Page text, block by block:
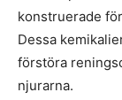
konstruerade
Dessa
förstöra
njurarna.